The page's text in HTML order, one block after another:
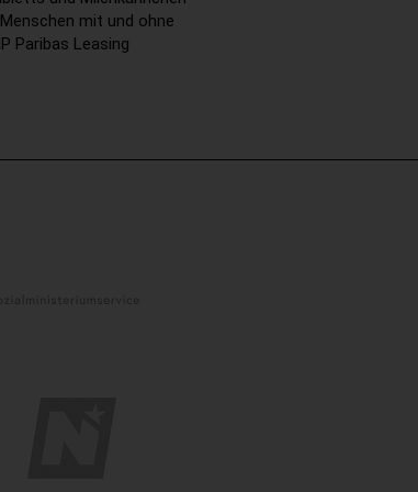
mit und ohne
Paribas Leasing